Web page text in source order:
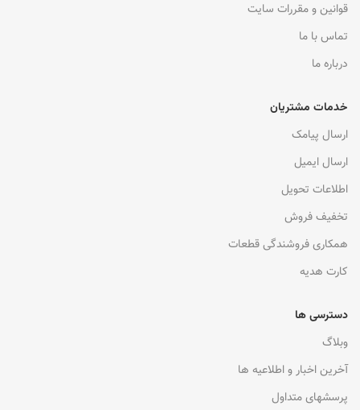
قوانین و مقررات سایت
تماس با ما
درباره ما
خدمات مشتریان
ارسال پیامک
ارسال ایمیل
اطلاعات تحویل
تخفیف فروش
همکاری فروشندگی قطعات
کارت هدیه
دسترسی ها
وبلاگ
آخرین اخبار و اطلاعیه ها
پرسشهای متداول